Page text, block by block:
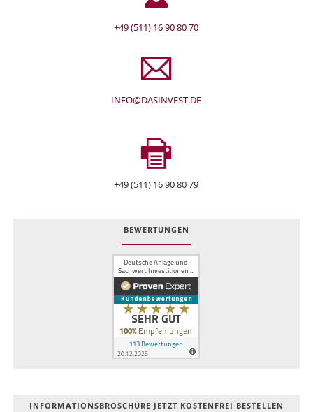
+49 (511) 16 90 80 70
INFO@DASINVEST.DE
+49 (511) 16 90 80 79
BEWERTUNGEN
INFOR­MATIONS­BROSCHÜRE JETZT KOSTEN­FREI BESTELLEN